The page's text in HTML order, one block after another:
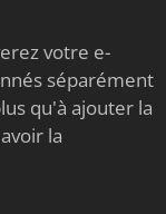
votre e-
séparément
qu'à ajouter la
la